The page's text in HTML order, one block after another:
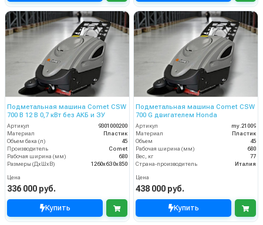
Подметальная машина Comet CSW
700 B 12 В 0,7 кВт без АКБ и ЗУ
Артикул
9301000200
Материал
Пластик
Объем бака (л)
45
Производитель
Comet
Рабочая ширина (мм)
680
Размеры (ДхШхВ)
1260х6З0х850
Цена
336 000 руб.
Купить
Подметальная машина Comet CSW
700 G двигателем Honda
Артикул
my.21009
Материал
Пластик
Объем
45
Рабочая ширина (мм)
680
Вес, кг
77
Страна-производитель
Италия
Цена
438 000 руб.
Купить